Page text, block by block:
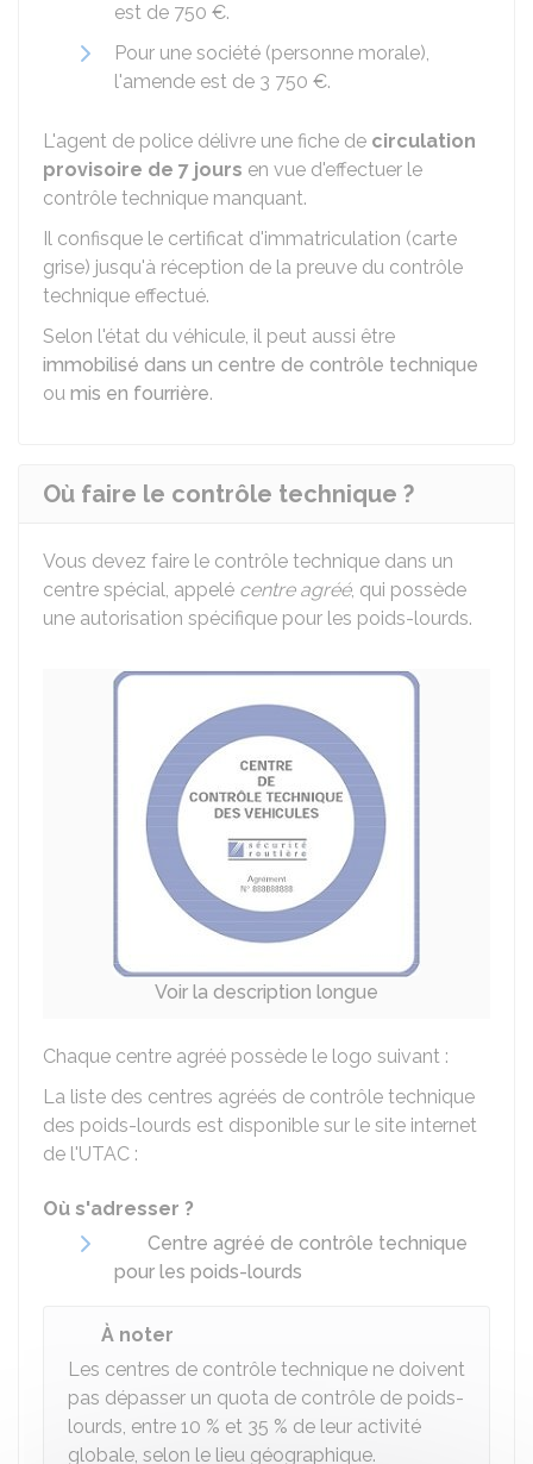
est de 750 €.
Pour une société (personne morale),
l'amende est de 3 750 €.
L'agent de police délivre une fiche de circulation
provisoire de 7 jours en vue d'effectuer le
contrôle technique manquant.
Il confisque le certificat d'immatriculation (carte
grise) jusqu'à réception de la preuve du contrôle
technique effectué.
Selon l'état du véhicule, il peut aussi être
immobilisé dans un centre de contrôle technique
ou mis en fourrière.
Où faire le contrôle technique ?
Vous devez faire le contrôle technique dans un
centre spécial, appelé centre agréé, qui possède
une autorisation spécifique pour les poids-lourds.
Voir la description longue
Chaque centre agréé possède le logo suivant :
La liste des centres agréés de contrôle technique
des poids-lourds est disponible sur le site internet
de l'UTAC :
Où s'adresser ?
Centre agréé de contrôle technique
pour les poids-lourds
À noter
Les centres de contrôle technique ne doivent
pas dépasser un quota de contrôle de poids-
lourds, entre 10 % et 35 % de leur activité
globale, selon le lieu géographique.